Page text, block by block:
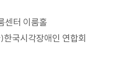
센터 이룸홀
국시각장애인 연합회